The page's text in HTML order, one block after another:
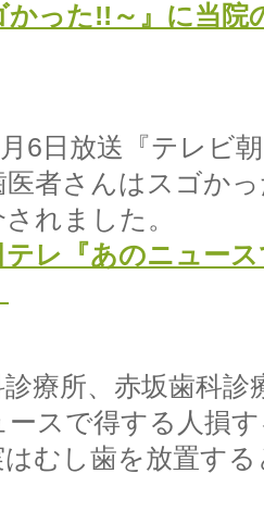
かった!!～』に当院
6日放送『テレビ
医者さんはスゴか
れました。
テレ『あのニュー
療所、赤坂歯科
ースで得する人損
むし歯を放置す